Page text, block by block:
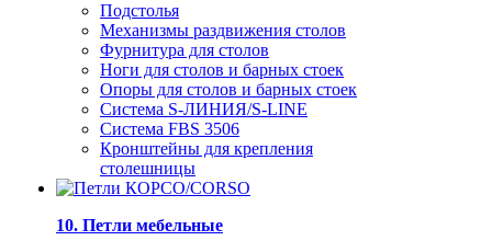
Подстолья
Механизмы раздвижения столов
Фурнитура для столов
Ноги для столов и барных стоек
Опоры для столов и барных стоек
Система S-ЛИНИЯ/S-LINE
Система FBS 3506
Кронштейны для крепления
столешницы
10. Петли мебельные